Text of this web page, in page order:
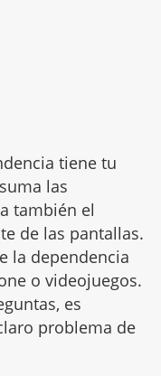
tiene tu
las
también el
de las pantallas.
la dependencia
o videojuegos.
es
problema de